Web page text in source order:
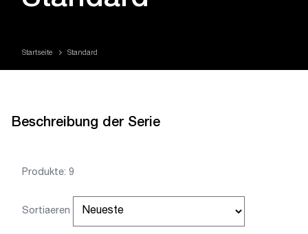
Startseite Standard
Beschreibung der Serie
Produkte: 9
Sortiaeren